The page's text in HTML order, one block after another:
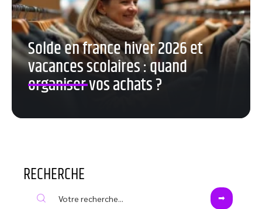
Solde en france hiver 2026 et
vacances scolaires : quand
organiser vos achats ?
RECHERCHE